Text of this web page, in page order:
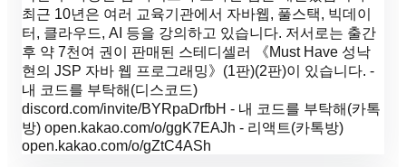
최근 10년은 여러 교육기관에서 자바웹, 풀스택, 빅데이
터, 클라우드, AI 등을 강의하고 있습니다. 저서로는 출간
후 약 7천여 권이 판매된 스테디셀러 《Must Have 성낙
현의 JSP 자바 웹 프로그래밍》(1판)(2판)이 있습니다. -
내 코드를 부탁해(디스코드)
discord.com/invite/BYRpaDrfbH - 내 코드를 부탁해(카톡
방) open.kakao.com/o/ggK7EAJh - 리액트(카톡방)
open.kakao.com/o/gZtC4ASh